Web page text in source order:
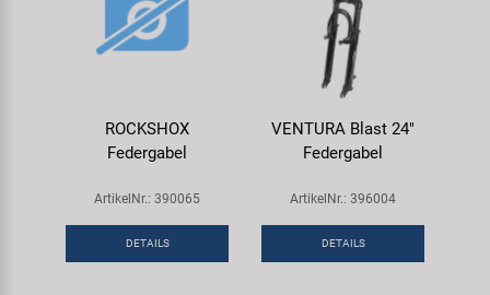
ROCKSHOX
Federgabel
ArtikelNr.: 390065
DETAILS
VENTURA Blast 24"
Federgabel
ArtikelNr.: 396004
DETAILS